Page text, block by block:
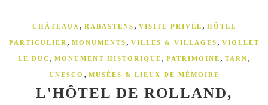
CHÂTEAUX , RABASTENS , VISITE PRIVÉE , HÔTEL
PARTICULIER , MONUMENTS , VILLES & VILLAGES , VIOLLET
LE DUC , MONUMENT HISTORIQUE , PATRIMOINE , TARN ,
UNESCO , MUSÉES & LIEUX DE MÉMOIRE
L'HÔTEL DE ROLLAND,